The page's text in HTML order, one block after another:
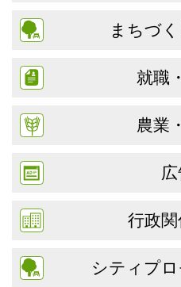
まちづ
就職
農業
行政
シティプ